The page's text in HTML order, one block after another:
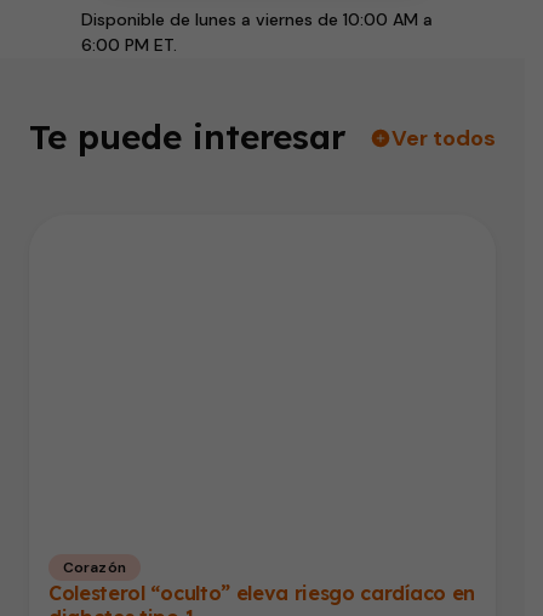
Disponible de lunes a viernes de 10:00 AM a
6:00 PM ET.
Te puede interesar Ver todos
Corazón
Colesterol “oculto” eleva riesgo cardíaco en